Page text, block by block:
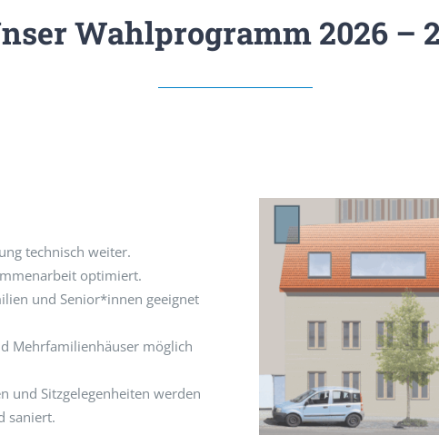
Wahlprogramm 2026 –
technisch weiter.
optimiert.
und Senior*innen geeignet
Mehrfamilienhäuser möglich
und Sitzgelegenheiten werden
saniert.